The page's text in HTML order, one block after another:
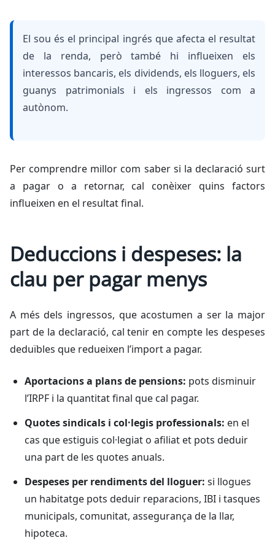
El sou és el principal ingrés que afecta el resultat
de la renda, però també hi influeixen els
interessos bancaris, els dividends, els lloguers, els
guanys patrimonials i els ingressos com a
autònom.
Per comprendre millor com saber si la declaració surt
a pagar o a retornar, cal conèixer quins factors
influeixen en el resultat final.
Deduccions i despeses: la
clau per pagar menys
A més dels ingressos, que acostumen a ser la major
part de la declaració, cal tenir en compte les despeses
deduïbles que redueixen l’import a pagar.
Aportacions a plans de pensions: pots disminuir
l’IRPF i la quantitat final que cal pagar.
Quotes sindicals i col·legis professionals: en el
cas que estiguis col·legiat o afiliat et pots deduir
una part de les quotes anuals.
Despeses per rendiments del lloguer: si llogues
un habitatge pots deduir reparacions, IBI i tasques
municipals, comunitat, assegurança de la llar,
hipoteca.